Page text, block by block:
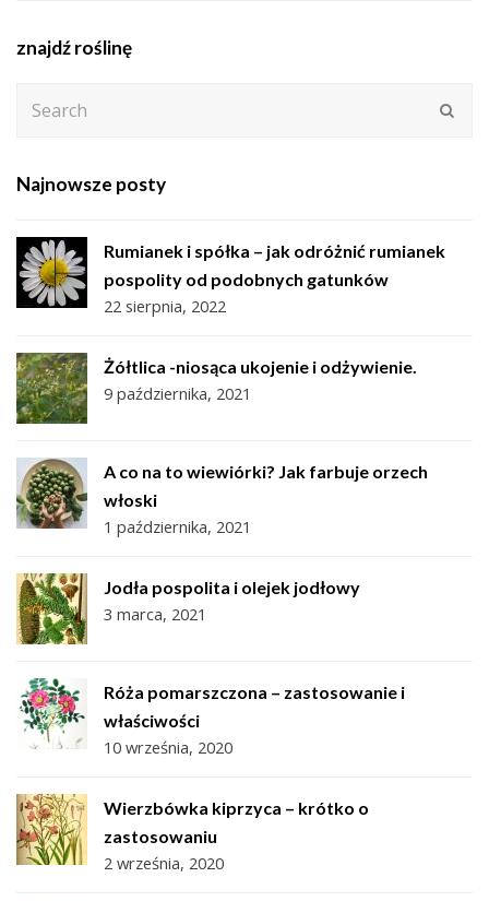
znajdź roślinę
Najnowsze posty
Rumianek i spółka – jak odróżnić rumianek
pospolity od podobnych gatunków
22 sierpnia, 2022
Żółtlica -niosąca ukojenie i odżywienie.
9 października, 2021
A co na to wiewiórki? Jak farbuje orzech
włoski
1 października, 2021
Jodła pospolita i olejek jodłowy
3 marca, 2021
Róża pomarszczona – zastosowanie i
właściwości
10 września, 2020
Wierzbówka kiprzyca – krótko o
zastosowaniu
2 września, 2020